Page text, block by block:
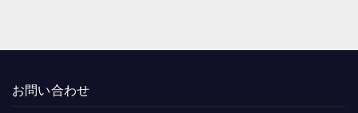
お問い合わせ